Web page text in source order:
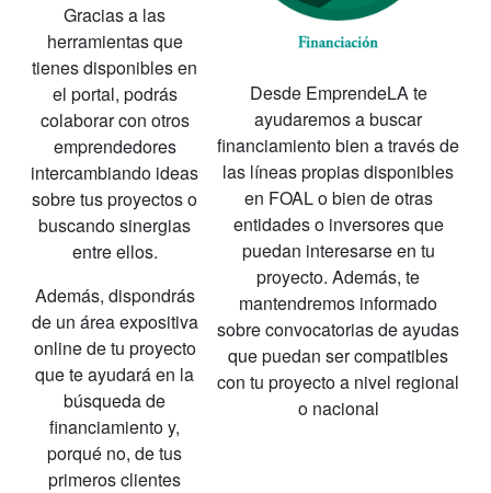
Gracias a las
herramientas que
tienes disponibles en
el portal, podrás
colaborar con otros
emprendedores
intercambiando ideas
sobre tus proyectos o
buscando sinergias
entre ellos.
Además, dispondrás
de un área expositiva
online de tu proyecto
que te ayudará en la
búsqueda de
financiamiento y,
porqué no, de tus
primeros clientes
Desde EmprendeLA te
ayudaremos a buscar
financiamiento bien a través de
las líneas propias disponibles
en FOAL o bien de otras
entidades o inversores que
puedan interesarse en tu
proyecto. Además, te
mantendremos informado
sobre convocatorias de ayudas
que puedan ser compatibles
con tu proyecto a nivel regional
o nacional